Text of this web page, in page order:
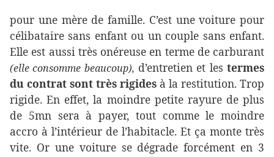
pour une mère de famille. C’est une voiture pour
célibataire sans enfant ou un couple sans enfant.
Elle est aussi très onéreuse en terme de carburant
(elle consomme beaucoup), d’entretien et lestermes
du contrat sont très rigides à la restitution. Trop
rigide. En effet, la moindre petite rayure de plus
de 5mn sera à payer, tout comme le moindre
accro à l’intérieur de l’habitacle. Et ça monte très
vite. Or une voiture se dégrade forcément en 3